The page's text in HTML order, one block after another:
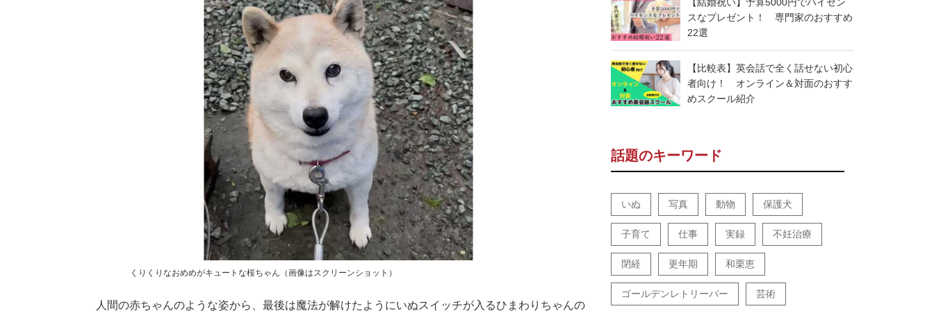
くりくりなおめめがキュートな桜ちゃん（画像はスクリーンショット）
人間の赤ちゃんのような姿から、最後は魔法が解けたようにいぬスイッチが入るひまわりちゃんの
スなプレゼント！ 専門家のおすすめ
22選
【比較表】英会話で全く話せない初心
者向け！ オンライン＆対面のおすす
めスクール紹介
話題のキーワード
いぬ 写真 動物 保護犬
子育て 仕事 実録 不妊治療
閉経 更年期 和栗恵
ゴールデンレトリーバー 芸術